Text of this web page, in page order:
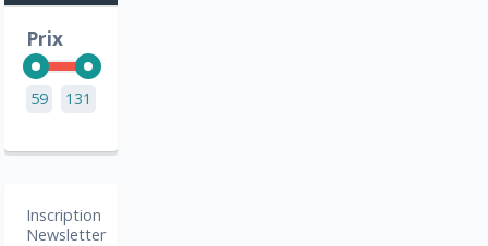
Prix
59 131
Inscription
Newsletter